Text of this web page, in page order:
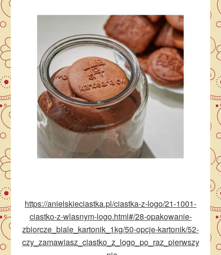
https://anielskieciastka.pl/ciastka-z-logo/21-1001-
ciastko-z-wlasnym-logo.html#/28-opakowanie-
zbiorcze_biale_kartonik_1kg/50-opcje-kartonik/52-
czy_zamawiasz_ciastko_z_logo_po_raz_pierwszy